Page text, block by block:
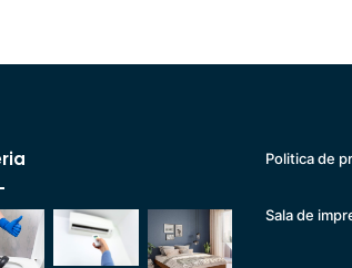
Politica de
Sala de